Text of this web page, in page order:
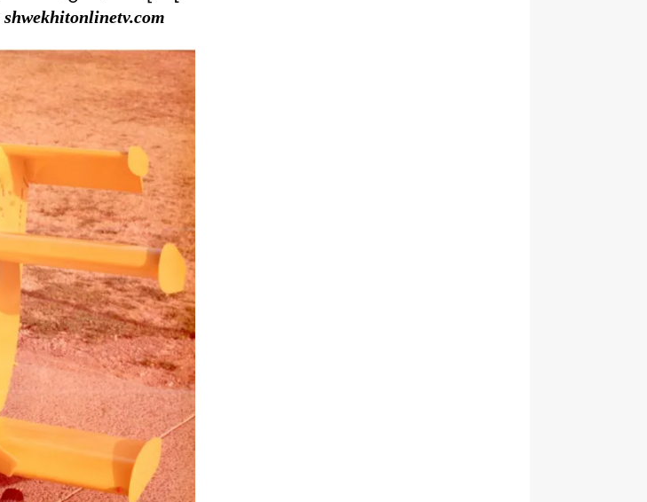
shwekhitonlinetv.com